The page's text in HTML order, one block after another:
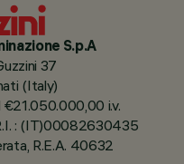
S.p.A
37
(Italy)
€21.050.000,00 i.v.
: (IT)00082630435
R.E.A. 40632